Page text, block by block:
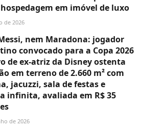
em imóvel de luxo
de 2026
nem Maradona: jogador
convocado para a Copa 2026
de ex-atriz da Disney ostenta
em terreno de 2.660 m² com
jacuzzi, sala de festas e
infinita, avaliada em R$ 35
de 2026